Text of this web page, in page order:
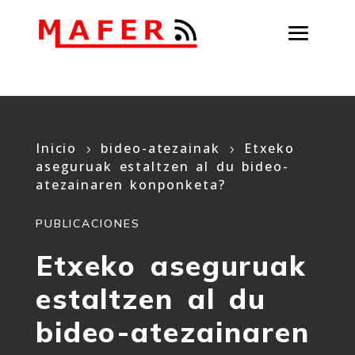
Inicio 5 bideo-atezainak 5
Etxeko
aseguruak estaltzen al du bideo-
atezainaren konponketa?
PUBLICACIONES
Etxeko aseguruak
estaltzen al du
bideo-atezainaren